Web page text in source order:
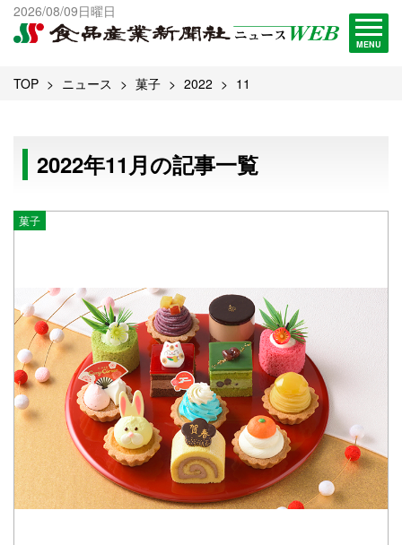
2026/08/09日曜日
MENU
出版物一覧へ
試読・購読申し込み
TOP ニュース 菓子 2022 11
2022年11月の記事一覧
菓子